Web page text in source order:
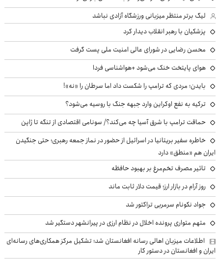
لیگ برتر منتظر میزبانی ورزشگاه آزادی نباشد
پزشکیان با رهبر انقلاب دیدار کرد
محسن رضایی در شورای عالی امنیت ملی پست گرفت
هوای پایتخت خنک می‌شود +هواشناسی فردا
بایدن؛ مردی که ترامپ را شکست داد اما سرطان را «نه»!
ترکیه به نفع اوکراین وارد جبهه جنگ با روسیه می‌شود؟
حماقت ترامپ با شرق آسیا چه می‌کند؟/ سونامی اقتصادی از تنگه تا ژاپن
خاطره سفیر بریتانیا در اسرائیل از حضور در نماز جمعه رهبری؛ حتی جنگیدن
ایران هم «منطق» دارد
تاثیر مصرف تخم‌مرغ بر بهبود حافظه
روز آرام در بازار ارز؛ قیمت دلار ثابت ماند
جواد نکونام سرمربی تراکتور شد
متهم متواری پرونده اخلال در نظام ارزی در پیرانشهر دستگیر شد
اطلاعات میزبان اهالی رسانه افغانستان شد؛ تشکیل مرکز همکاری‌های رسانه‌ای
ایران و افغانستان در دستور کار